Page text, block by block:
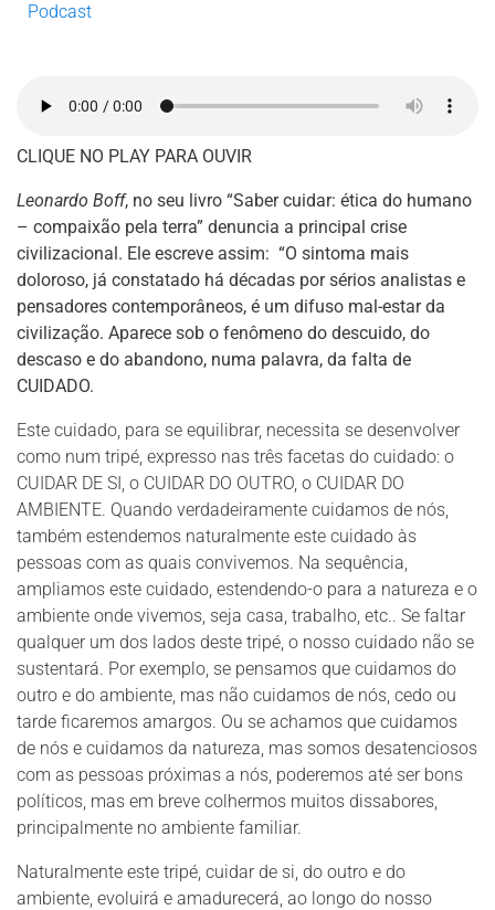
Podcast
CLIQUE NO PLAY PARA OUVIR
Leonardo Boff, no seu livro “Saber cuidar: ética do humano
– compaixão pela terra” denuncia a principal crise
civilizacional. Ele escreve assim: “O sintoma mais
doloroso, já constatado há décadas por sérios analistas e
pensadores contemporâneos, é um difuso mal-estar da
civilização. Aparece sob o fenômeno do descuido, do
descaso e do abandono, numa palavra, da falta de
CUIDADO.
Este cuidado, para se equilibrar, necessita se desenvolver
como num tripé, expresso nas três facetas do cuidado: o
CUIDAR DE SI, o CUIDAR DO OUTRO, o CUIDAR DO
AMBIENTE. Quando verdadeiramente cuidamos de nós,
também estendemos naturalmente este cuidado às
pessoas com as quais convivemos. Na sequência,
ampliamos este cuidado, estendendo-o para a natureza e o
ambiente onde vivemos, seja casa, trabalho, etc.. Se faltar
qualquer um dos lados deste tripé, o nosso cuidado não se
sustentará. Por exemplo, se pensamos que cuidamos do
outro e do ambiente, mas não cuidamos de nós, cedo ou
tarde ficaremos amargos. Ou se achamos que cuidamos
de nós e cuidamos da natureza, mas somos desatenciosos
com as pessoas próximas a nós, poderemos até ser bons
políticos, mas em breve colhermos muitos dissabores,
principalmente no ambiente familiar.
Naturalmente este tripé, cuidar de si, do outro e do
ambiente, evoluirá e amadurecerá, ao longo do nosso